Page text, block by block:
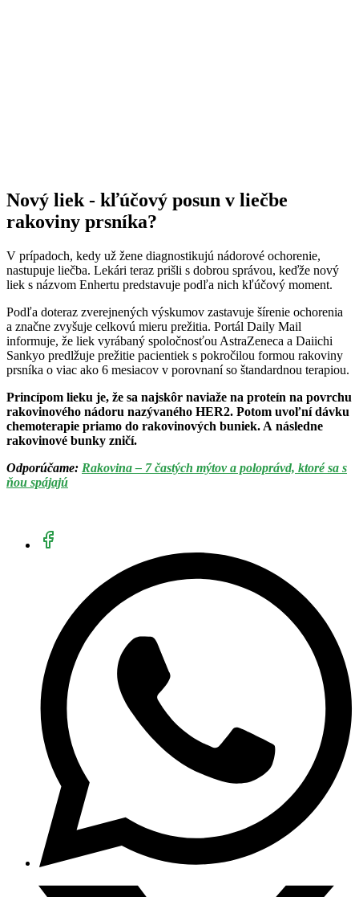
Nový liek - kľúčový posun v liečbe
rakoviny prsníka?
V prípadoch, kedy už žene diagnostikujú nádorové ochorenie,
nastupuje liečba. Lekári teraz prišli s dobrou správou, keďže nový
liek s názvom Enhertu predstavuje podľa nich kľúčový moment.
Podľa doteraz zverejnených výskumov zastavuje šírenie ochorenia
a značne zvyšuje celkovú mieru prežitia. Portál Daily Mail
informuje, že liek vyrábaný spoločnosťou AstraZeneca a Daiichi
Sankyo predlžuje prežitie pacientiek s pokročilou formou rakoviny
prsníka o viac ako 6 mesiacov v porovnaní so štandardnou terapiou.
Princípom lieku je, že sa najskôr naviaže na proteín na povrchu
rakovinového nádoru nazývaného HER2. Potom uvoľní dávku
chemoterapie priamo do rakovinových buniek. A následne
rakovinové bunky zničí.
Odporúčame: Rakovina – 7 častých mýtov a poloprávd, ktoré sa s
ňou spájajú